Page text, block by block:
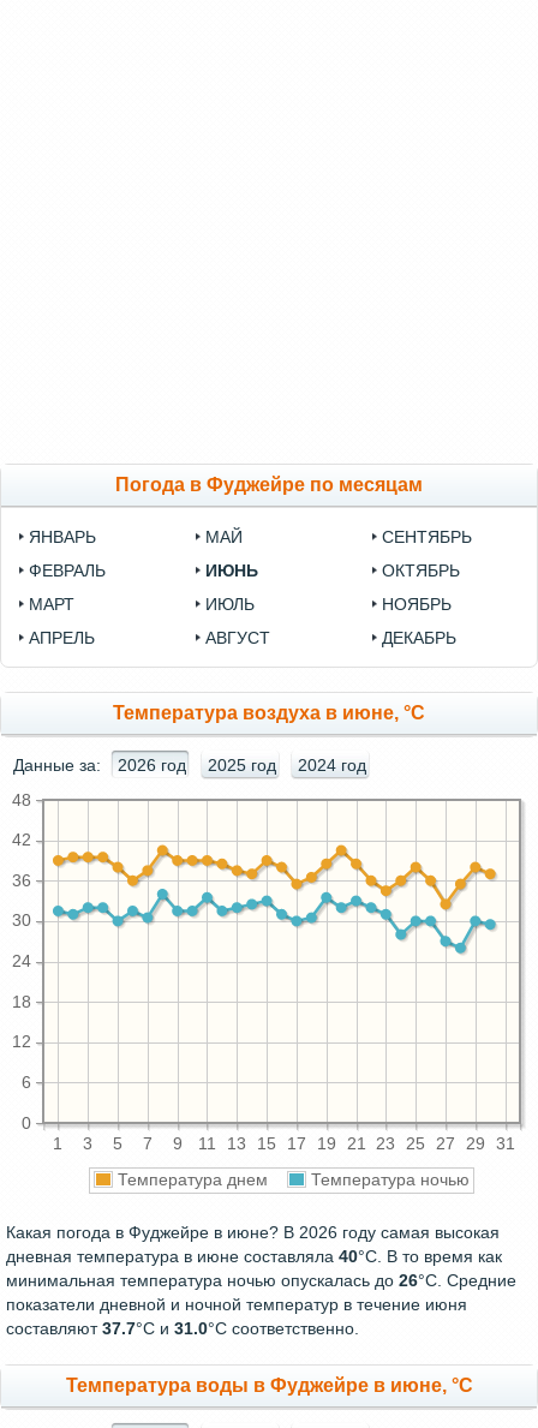
Погода в Фуджейре по месяцам
ЯНВАРЬ
ФЕВРАЛЬ
МАРТ
АПРЕЛЬ
МАЙ
ИЮНЬ
ИЮЛЬ
АВГУСТ
СЕНТЯБРЬ
ОКТЯБРЬ
НОЯБРЬ
ДЕКАБРЬ
Температура воздуха в июне, °C
Данные за: 2026 год 2025 год 2024 год
1 3 5 7 9 11 13 15 17 19 21 23 25 27 29 31
0
6
12
18
24
30
36
42
48
Температура днем Температура ночью
Какая погода в Фуджейре в июне? В 2026 году самая высокая
дневная температура в июне составляла 40°С. В то время как
минимальная температура ночью опускалась до 26°C. Средние
показатели дневной и ночной температур в течение июня
составляют37.7°С и 31.0°С соответственно.
Температура воды в Фуджейре в июне, °C